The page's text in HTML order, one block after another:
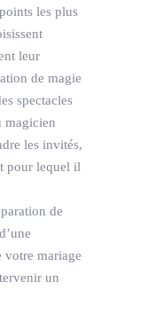
les plus
leur
de magie
spectacles
magicien
les invités,
pour lequel il
de
votre mariage
un